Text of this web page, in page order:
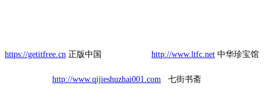
https://getitfree.cn 正版中国 http://www.ltfc.net 中华珍宝馆
http://www.qijieshuzhai001.com 七街书斋